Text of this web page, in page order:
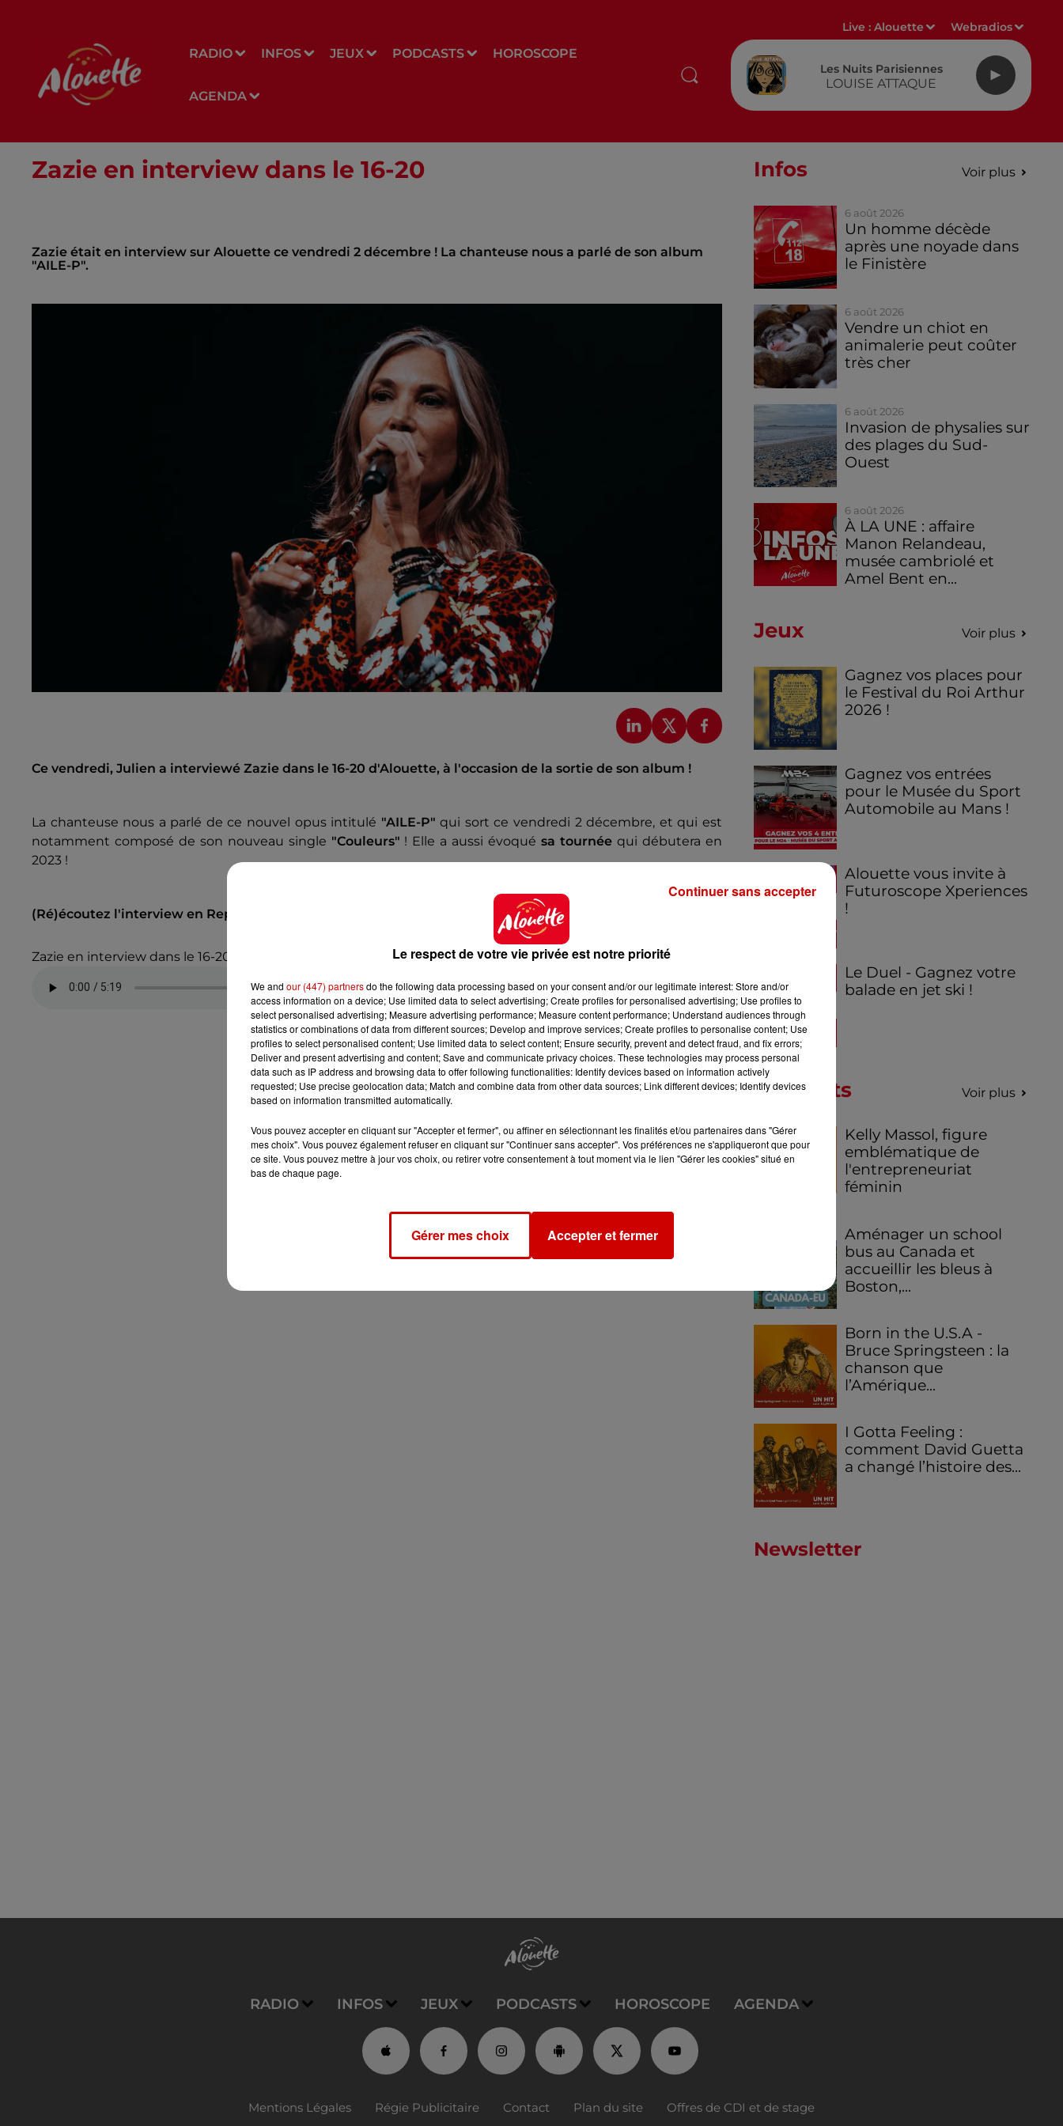
RADIO INFOS JEUX PODCASTS HOROSCOPE
AGENDA
Live :Alouette Webradios
Les Nuits Parisiennes
LOUISE ATTAQUE
Zazie en interview dans le 16-20
Zazie était en interview sur Alouette ce vendredi 2 décembre ! La chanteuse nous a parlé de son album
"AILE-P".
Ce vendredi, Julien a interviewé Zazie dans le 16-20 d'Alouette, à l'occasion de la sortie de son album !
La chanteuse nous a parlé de ce nouvel opus intitulé "AILE-P" qui sort ce vendredi 2 décembre, et qui est
notamment composé de son nouveau single "Couleurs" ! Elle a aussi évoquésa tournée qui débutera en
2023 !
(Ré)écoutez l'interview en Replay :
Zazie en interview dans le 16-20
Infos Voir plus
6 août 2026
Un homme décède
après une noyade dans
le Finistère
6 août 2026
Vendre un chiot en
animalerie peut coûter
très cher
6 août 2026
Invasion de physalies sur
des plages du Sud-
Ouest
6 août 2026
À LA UNE : affaire
Manon Relandeau,
musée cambriolé et
Amel Bent en...
Jeux Voir plus
Gagnez vos places pour
le Festival du Roi Arthur
2026 !
Gagnez vos entrées
pour le Musée du Sport
Automobile au Mans !
Alouette vous invite à
Futuroscope Xperiences
!
Le Duel - Gagnez votre
balade en jet ski !
Podcasts Voir plus
Kelly Massol, figure
emblématique de
l'entrepreneuriat
féminin
Aménager un school
bus au Canada et
accueillir les bleus à
Boston,...
Born in the U.S.A -
Bruce Springsteen : la
chanson que
l’Amérique...
I Gotta Feeling :
comment David Guetta
a changé l’histoire des...
Newsletter
RADIO INFOS JEUX PODCASTS HOROSCOPE AGENDA
Mentions Légales Régie Publicitaire Contact Plan du site Offres de CDI et de stage
Le respect de votre vie privée est notre priorité
We and our (447) partnersdo the following data processing based on your consent and/or our legitimate interest: Store and/or
access information on a device; Use limited data to select advertising; Create profiles for personalised advertising; Use profiles to
select personalised advertising; Measure advertising performance; Measure content performance; Understand audiences through
statistics or combinations of data from different sources; Develop and improve services; Create profiles to personalise content; Use
profiles to select personalised content; Use limited data to select content; Ensure security, prevent and detect fraud, and fix errors;
Deliver and present advertising and content; Save and communicate privacy choices. These technologies may process personal
data such as IP address and browsing data to offer following functionalities: Identify devices based on information actively
requested; Use precise geolocation data; Match and combine data from other data sources; Link different devices; Identify devices
based on information transmitted automatically.
Vous pouvez accepter en cliquant sur "Accepter et fermer", ou affiner en sélectionnant les finalités et/ou partenaires dans "Gérer
mes choix". Vous pouvez également refuser en cliquant sur "Continuer sans accepter". Vos préférences ne s'appliqueront que pour
ce site. Vous pouvez mettre à jour vos choix, ou retirer votre consentement à tout moment via le lien "Gérer les cookies" situé en
bas de chaque page.
Gérer mes choix Accepter et fermer
Continuer sans accepter